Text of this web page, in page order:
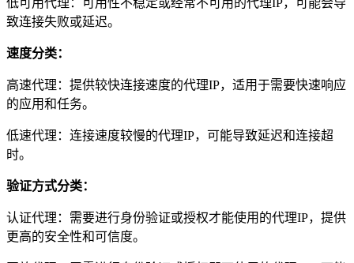
致连接失败或延迟。
速度分类：
高速代理：提供较快连接速度的代理IP，适用于需要快速响应
的应用和任务。
低速代理：连接速度较慢的代理IP，可能导致延迟和连接超
时。
验证方式分类：
认证代理：需要进行身份验证或授权才能使用的代理IP，提供
更高的安全性和可信度。